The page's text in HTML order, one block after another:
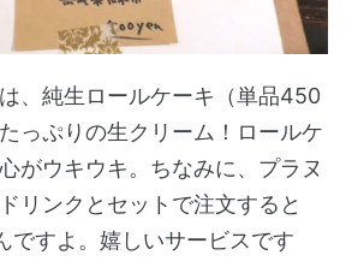
、純生ロールケーキ（単品450
っぷりの生クリーム！ロールケ
がウキウキ。ちなみに、プラヌ
リンクとセットで注文すると
ですよ。嬉しいサービスです